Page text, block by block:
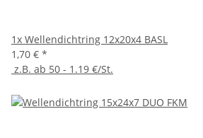
1x Wellendichtring 12x20x4 BASL
1,70 € *
z.B. ab 50 - 1.19 €/St.